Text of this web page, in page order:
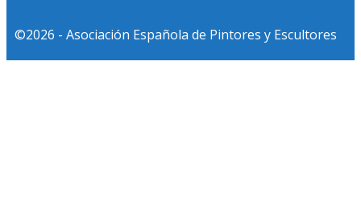
©2026 - Asociación Española de Pintores y Escultores